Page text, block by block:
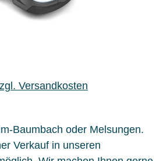
Versandkosten
Baumbach oder Melsungen.
Verkauf in unseren